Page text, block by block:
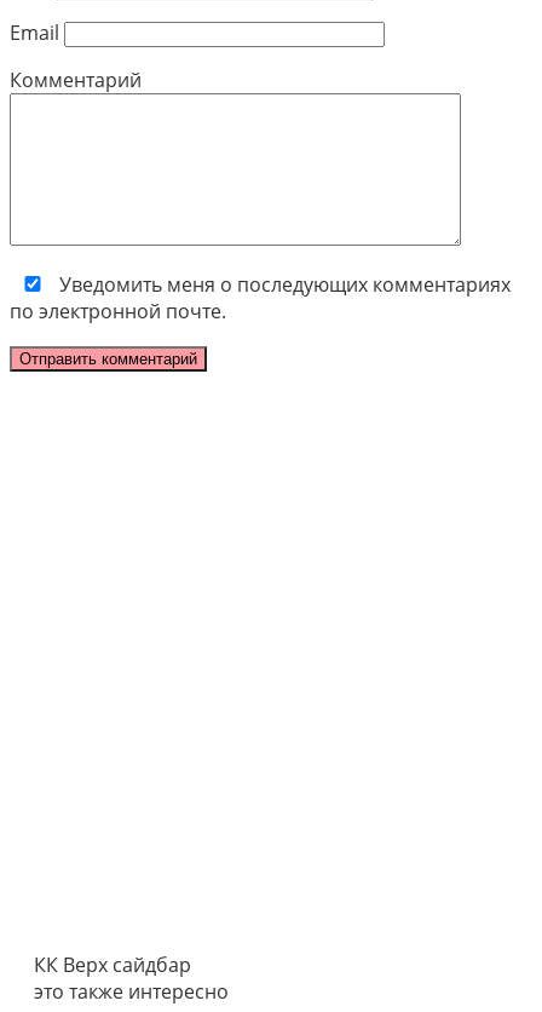
Email
Комментарий
Уведомить меня о последующих комментариях
по электронной почте.
КК Верх сайдбар
это также интересно